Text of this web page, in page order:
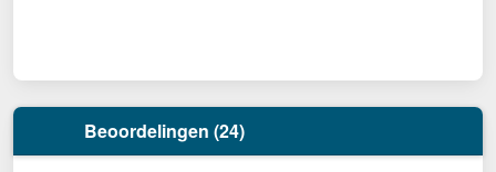
Beoordelingen (24)